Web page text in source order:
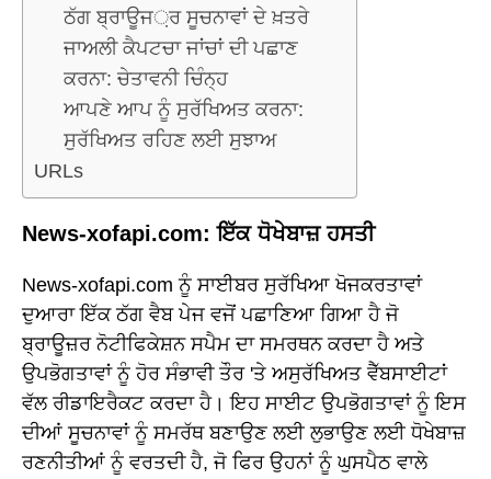
ਠੱਗ ਬ੍ਰਾਊਜ਼ਰ ਸੂਚਨਾਵਾਂ ਦੇ ਖ਼ਤਰੇ
ਜਾਅਲੀ ਕੈਪਟਚਾ ਜਾਂਚਾਂ ਦੀ ਪਛਾਣ
ਕਰਨਾ: ਚੇਤਾਵਨੀ ਚਿੰਨ੍ਹ
ਆਪਣੇ ਆਪ ਨੂੰ ਸੁਰੱਖਿਅਤ ਕਰਨਾ:
ਸੁਰੱਖਿਅਤ ਰਹਿਣ ਲਈ ਸੁਝਾਅ
URLs
News-xofapi.com: ਇੱਕ ਧੋਖੇਬਾਜ਼ ਹਸਤੀ
News-xofapi.com ਨੂੰ ਸਾਈਬਰ ਸੁਰੱਖਿਆ ਖੋਜਕਰਤਾਵਾਂ
ਦੁਆਰਾ ਇੱਕ ਠੱਗ ਵੈਬ ਪੇਜ ਵਜੋਂ ਪਛਾਣਿਆ ਗਿਆ ਹੈ ਜੋ
ਬ੍ਰਾਊਜ਼ਰ ਨੋਟੀਫਿਕੇਸ਼ਨ ਸਪੈਮ ਦਾ ਸਮਰਥਨ ਕਰਦਾ ਹੈ ਅਤੇ
ਉਪਭੋਗਤਾਵਾਂ ਨੂੰ ਹੋਰ ਸੰਭਾਵੀ ਤੌਰ 'ਤੇ ਅਸੁਰੱਖਿਅਤ ਵੈੱਬਸਾਈਟਾਂ
ਵੱਲ ਰੀਡਾਇਰੈਕਟ ਕਰਦਾ ਹੈ। ਇਹ ਸਾਈਟ ਉਪਭੋਗਤਾਵਾਂ ਨੂੰ ਇਸ
ਦੀਆਂ ਸੂਚਨਾਵਾਂ ਨੂੰ ਸਮਰੱਥ ਬਣਾਉਣ ਲਈ ਲੁਭਾਉਣ ਲਈ ਧੋਖੇਬਾਜ਼
ਰਣਨੀਤੀਆਂ ਨੂੰ ਵਰਤਦੀ ਹੈ, ਜੋ ਫਿਰ ਉਹਨਾਂ ਨੂੰ ਘੁਸਪੈਠ ਵਾਲੇ